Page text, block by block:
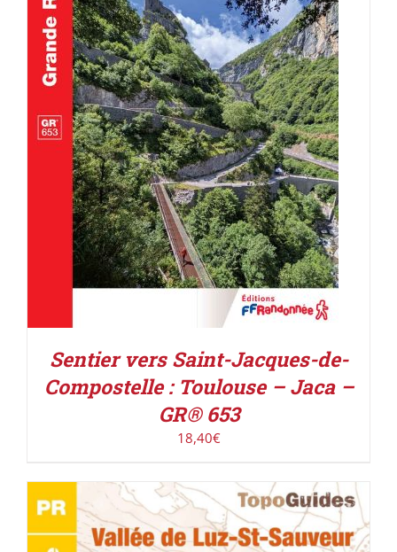
AJOUTER AU PANIER / DÉTAILS
Sentier vers Saint-Jacques-de-
Compostelle : Toulouse – Jaca –
GR® 653
18,40€